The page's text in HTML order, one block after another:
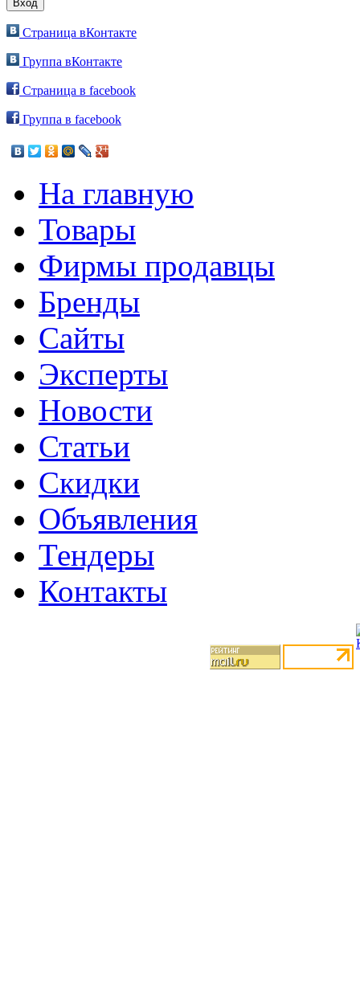
Страница вКонтакте
Группа вКонтакте
Страница в facebook
Группа в facebook
На главную
Товары
Фирмы продавцы
Бренды
Сайты
Эксперты
Новости
Статьи
Скидки
Объявления
Тендеры
Контакты